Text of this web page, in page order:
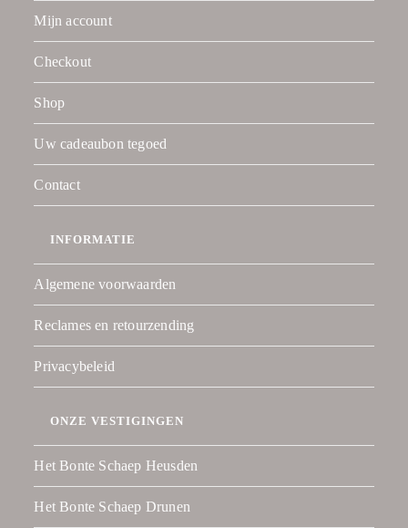
Mijn account
Checkout
Shop
Uw cadeaubon tegoed
Contact
INFORMATIE
Algemene voorwaarden
Reclames en retourzending
Privacybeleid
ONZE VESTIGINGEN
Het Bonte Schaep Heusden
Het Bonte Schaep Drunen